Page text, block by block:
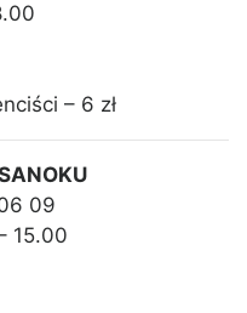
– 6 zł
09
15.00